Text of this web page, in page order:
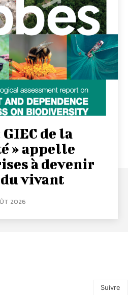
GIEC de la
» appelle
à devenir
vivant
2026
Suivre